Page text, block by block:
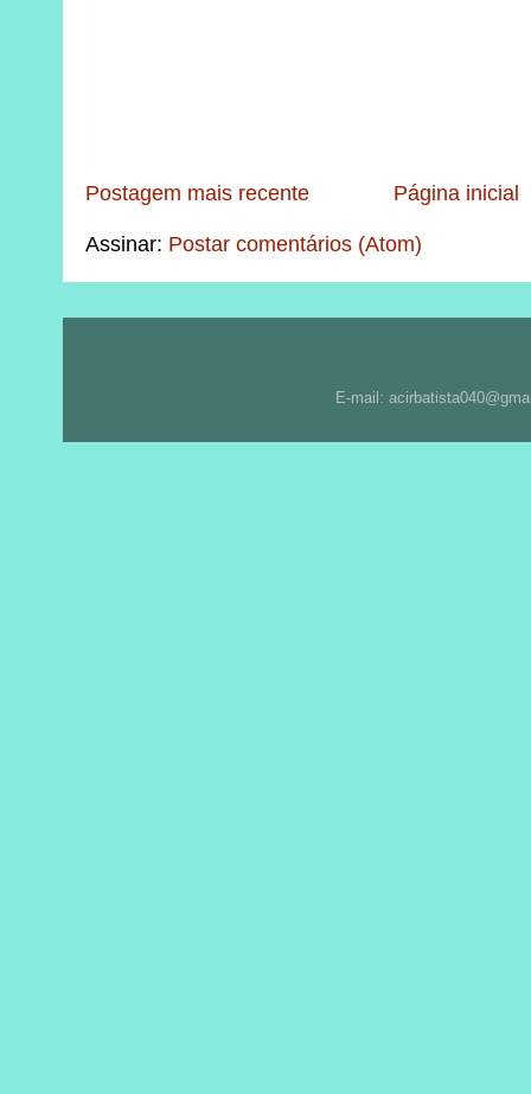
Postagem mais recente Página inicial
Assinar: Postar comentários (Atom)
E-mail: